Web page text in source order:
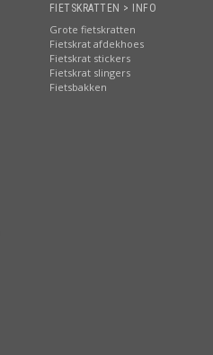
FIETSKRATTEN > INFO
Grote fietskratten
Fietskrat afdekhoes
Fietskrat stickers
Fietskrat slingers
Fietsbakken